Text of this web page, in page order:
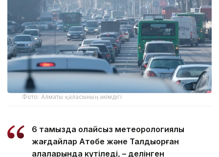
Фото: Алматы қаласының әкімдігі
6 тамызда қолайсыз метеорологиялық
жағдайлар Ақтөбе және Талдықорған
қалаларында күтіледі, – делінген